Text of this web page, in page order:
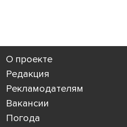
О проекте
Редакция
Рекламодателям
Вакансии
Погода